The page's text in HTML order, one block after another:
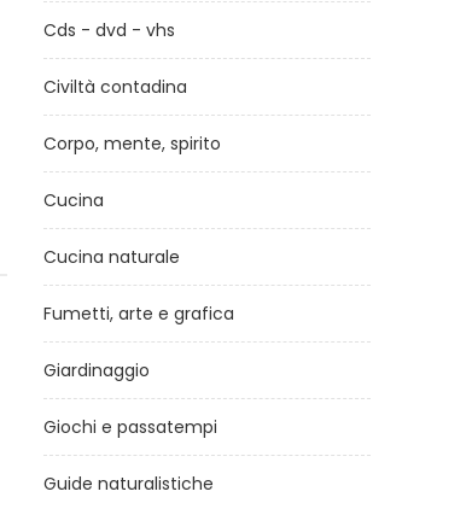
Cds - dvd - vhs
Civiltà contadina
Corpo, mente, spirito
Cucina
Cucina naturale
Fumetti, arte e grafica
Giardinaggio
Giochi e passatempi
Guide naturalistiche